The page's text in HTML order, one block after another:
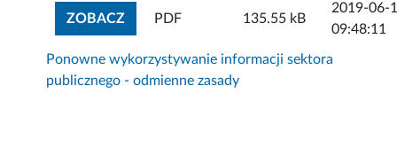
ZOBACZZOBACZ ZAŁĄCZNIK
PDF 135.55 kB
2019-06-
09:48:11
Ponowne wykorzystywanie informacji sektora
publicznego - odmienne zasady